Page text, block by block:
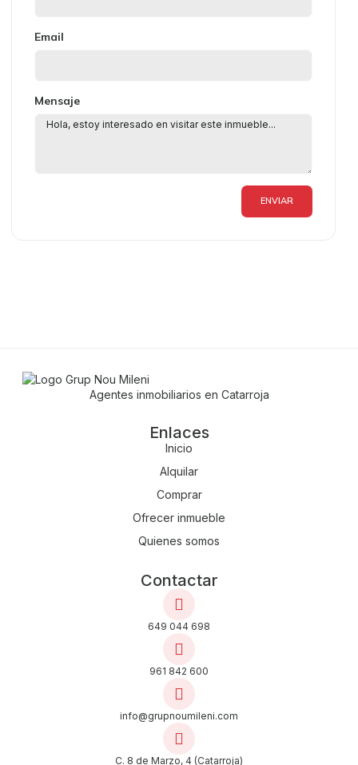
Email
Mensaje
ENVIAR
Agentes inmobiliarios en Catarroja
Enlaces
Inicio
Alquilar
Comprar
Ofrecer inmueble
Quienes somos
Contactar
649 044 698
961 842 600
info@grupnoumileni.com
C. 8 de Marzo, 4 (Catarroja)